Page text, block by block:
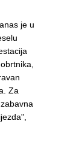
je u
Za